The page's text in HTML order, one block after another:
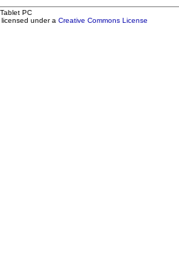
PC
under a Creative Commons License